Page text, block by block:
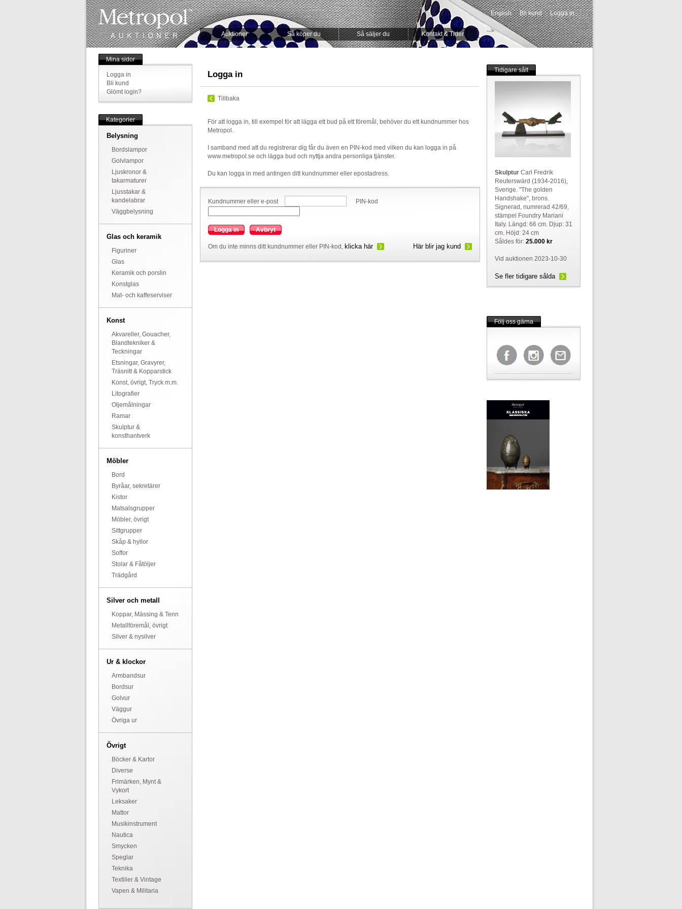
Auktioner Så köper du Så säljer du Kontakt & Tider
English Bli kund Logga in
-->
Mina sidor
Logga in
Bli kund
Glömt login?
Kategorier
Belysning
Bordslampor
Golvlampor
Ljuskronor &
takarmaturer
Ljusstakar &
kandelabrar
Väggbelysning
Glas och keramik
Figuriner
Glas
Keramik och porslin
Konstglas
Mat- och kaffeserviser
Konst
Akvareller, Gouacher,
Blandtekniker &
Teckningar
Etsningar, Gravyrer,
Träsnitt & Kopparstick
Konst, övrigt, Tryck m.m.
Litografier
Oljemålningar
Ramar
Skulptur &
konsthantverk
Möbler
Bord
Byråar, sekretärer
Kistor
Matsalsgrupper
Möbler, övrigt
Sittgrupper
Skåp & hyllor
Soffor
Stolar & Fåtöljer
Trädgård
Silver och metall
Koppar, Mässing & Tenn
Metallföremål, övrigt
Silver & nysilver
Ur & klockor
Armbandsur
Bordsur
Golvur
Väggur
Övriga ur
Övrigt
Böcker & Kartor
Diverse
Frimärken, Mynt &
Vykort
Leksaker
Mattor
Musikinstrument
Nautica
Smycken
Speglar
Teknika
Textilier & Vintage
Vapen & Militaria
Logga in
Tillbaka
För att logga in, till exempel för att lägga ett bud på ett föremål, behöver du ett kundnummer hos
Metropol.
I samband med att du registrerar dig får du även en PIN-kod med vilken du kan logga in på
www.metropol.se och lägga bud och nyttja andra personliga tjänster.
Du kan logga in med antingen ditt kundnummer eller epostadress.
Kundnummer eller e-post PIN-kod
Logga in Avbryt
Om du inte minns ditt kundnummer eller PIN-kod, klicka här Här blir jag kund
Tidigare sålt
SkulpturCarl Fredrik
Reuterswärd (1934-2016),
Sverige. "The golden
Handshake", brons.
Signerad, numrerad 42/69,
stämpel Foundry Mariani
Italy. Längd: 66 cm. Djup: 31
cm. Höjd: 24 cm
Såldes för: 25.000 kr
Vid auktionen 2023-10-30
Se fler tidigare sålda
Följ oss gärna